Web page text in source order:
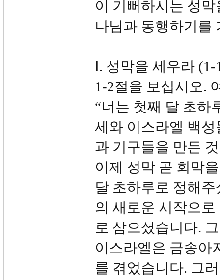
이 기뻐하시는 성
나님과 동행하기를
Ⅰ. 성막을 세우라 (1-
1-2절을 보십시오.
“너는 첫째 달 초하
세와 이스라엘 백
과 기구들을 만든
이제 성막 곧 회막
달 초하루로 정해
의 새로운 시작으
로 삼으셨습니다.
이스라엘은 금송아
를 겪었습니다. 그